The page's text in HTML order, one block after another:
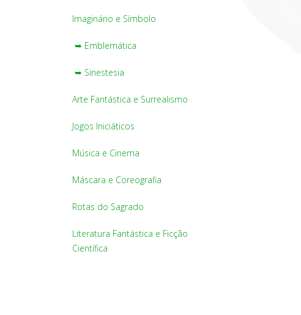
Imaginário e Símbolo
➥ Emblemática
➥ Sinestesia
Arte Fantástica e Surrealismo
Jogos Iniciáticos
Música e Cinema
Máscara e Coreografia
Rotas do Sagrado
Literatura Fantástica e Ficção
Científica